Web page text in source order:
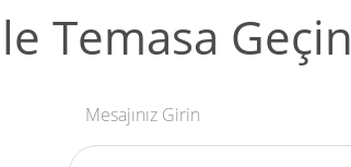
Temasa Geçin
Mesajınız Girin